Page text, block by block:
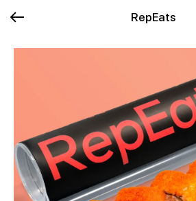
RepEats